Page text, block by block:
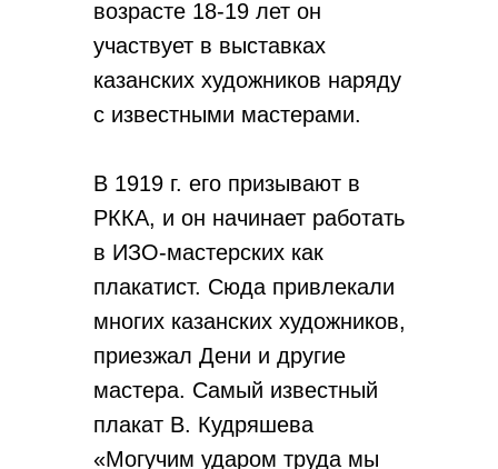
возрасте 18-19 лет он
участвует в выставках
казанских художников наряду
с известными мастерами.
В 1919 г. его призывают в
РККА, и он начинает работать
в ИЗО-мастерских как
плакатист. Сюда привлекали
многих казанских художников,
приезжал Дени и другие
мастера. Самый известный
плакат В. Кудряшева
«Могучим ударом труда мы